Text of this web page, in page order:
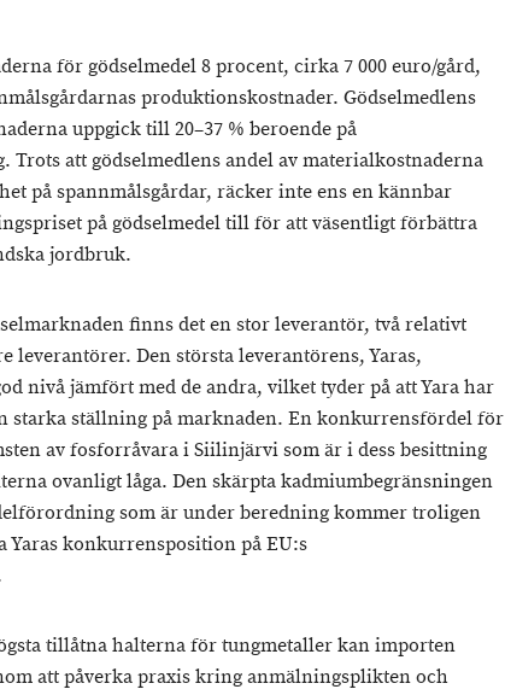
för gödselmedel 8 procent, cirka 7 000 euro/gård,
produktionskostnader. Gödselmedlens
uppgick till 20–37 % beroende på
att gödselmedlens andel av materialkostnaderna
på spannmålsgårdar, räcker inte ens en kännbar
på gödselmedel till för att väsentligt förbättra
jordbruk.
finns det en stor leverantör, två relativt
leverantörer. Den största leverantörens, Yaras,
nivå jämfört med de andra, vilket tyder på att Yara har
starka ställning på marknaden. En konkurrensfördel för
av fosforråvara i Siilinjärvi som är i dess besittning
ovanligt låga. Den skärpta kadmiumbegränsningen
som är under beredning kommer troligen
konkurrensposition på EU:s
tillåtna halterna för tungmetaller kan importen
att påverka praxis kring anmälningsplikten och